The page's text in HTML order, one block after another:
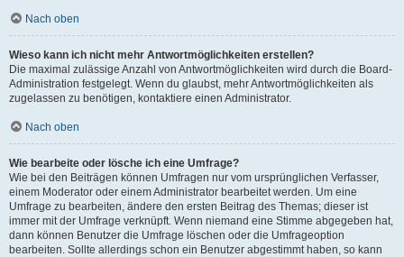
Nach oben
Wieso kann ich nicht mehr Antwortmöglichkeiten erstellen?
Die maximal zulässige Anzahl von Antwortmöglichkeiten wird durch die Board-
Administration festgelegt. Wenn du glaubst, mehr Antwortmöglichkeiten als
zugelassen zu benötigen, kontaktiere einen Administrator.
Nach oben
Wie bearbeite oder lösche ich eine Umfrage?
Wie bei den Beiträgen können Umfragen nur vom ursprünglichen Verfasser,
einem Moderator oder einem Administrator bearbeitet werden. Um eine
Umfrage zu bearbeiten, ändere den ersten Beitrag des Themas; dieser ist
immer mit der Umfrage verknüpft. Wenn niemand eine Stimme abgegeben hat,
dann können Benutzer die Umfrage löschen oder die Umfrageoption
bearbeiten. Sollte allerdings schon ein Benutzer abgestimmt haben, so kann